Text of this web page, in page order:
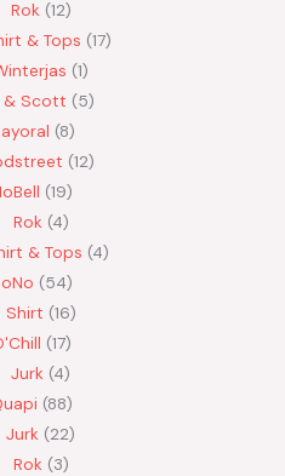
Rok 12
& Tops 17
1
& Scott
5
8
12
19
Rok 4
& Tops 4
54
Shirt 16
17
Jurk 4
88
Jurk
22
Rok 3